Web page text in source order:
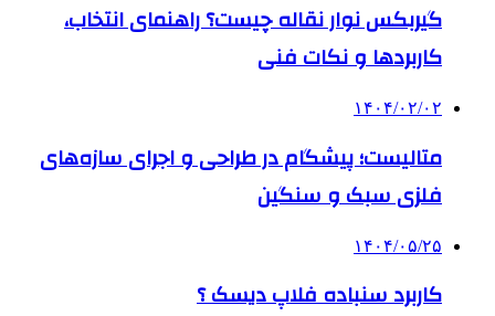
گیربکس نوار نقاله چیست؟ راهنمای انتخاب،
کاربردها و نکات فنی
۱۴۰۴/۰۲/۰۲
متالیست؛ پیشگام در طراحی و اجرای سازه‌های
فلزی سبک و سنگین
۱۴۰۴/۰۵/۲۵
کاربرد سنباده فلاپ دیسک ؟